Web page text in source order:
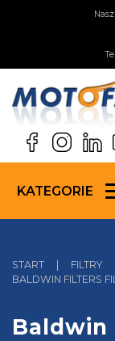
KATEGORIE
START | FILTRY
BALDWIN FILTERS